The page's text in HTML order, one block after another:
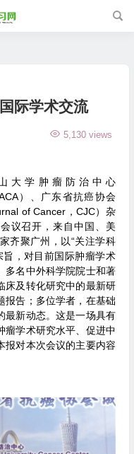
际学术交流
5,130 views
大学肿瘤防治中心
）、广东省抗癌协会
of Cancer，CJC）杂
议召开，来自中国、美
齐聚广州，以“关注学科
旨，对目前国际肿瘤学术
多名中外科学院院士和著
床及转化研究中的最新研
报告；多位学者，在基础
最新动态。这是一场具有
瘤学术研究水平、促进中
报对本次会议的主要内容